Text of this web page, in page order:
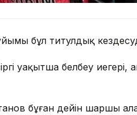
бұл титулдық
уақытша белбеу иегері,
бұған дейін шаршы